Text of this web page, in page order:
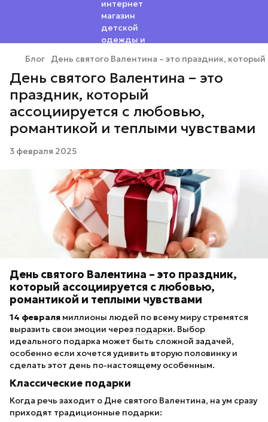
Блог День святого Валентина – это праздник,
День святого Валентина – это
праздник, который
ассоциируется с любовью,
романтикой и теплыми чувствами
3 февраля 2025
День святого Валентина – это праздник,
который ассоциируется с любовью,
романтикой и теплыми чувствами
14 февраля миллионы людей по всему миру стремятся
выразить свои эмоции через подарки. Выбор
идеального подарка может быть сложной задачей,
особенно если хочется удивить вторую половинку и
сделать этот день по-настоящему особенным.
Классические подарки
Когда речь заходит о Дне святого Валентина, на ум сразу
приходят традиционные подарки: